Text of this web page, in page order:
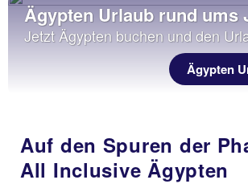
Ägypten Urlaub rund ums
Jetzt Ägypten buchen und den
Ägypten
Auf den Spuren der
All Inclusive Ägypten